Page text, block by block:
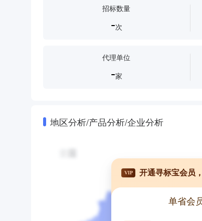
招标数量
-次
代理单位
-家
地区分析/产品分析/企业分析
VIP 开通寻标宝会员
单省会